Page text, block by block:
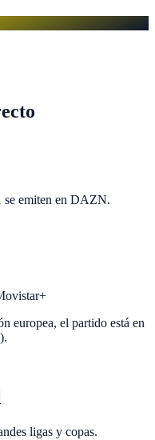
se emiten en DAZN.
europea, el partido está en
ligas y copas.